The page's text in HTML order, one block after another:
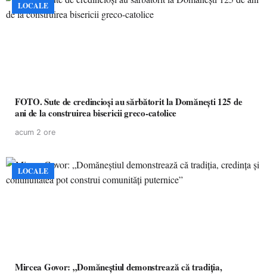
LOCALE
FOTO. Sute de credincioși au sărbătorit la Domănești 125 de
ani de la construirea bisericii greco-catolice
acum 2 ore
LOCALE
Mircea Govor: „Domăneștiul demonstrează că tradiția,